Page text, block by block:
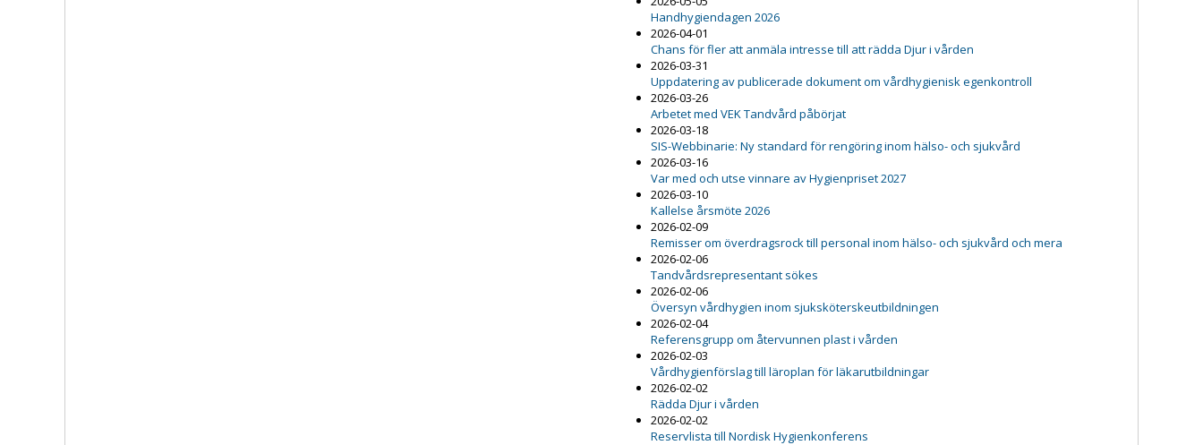
Handhygiendagen 2026
2026-04-01
Chans för fler att anmäla intresse till att rädda Djur i vården
2026-03-31
Uppdatering av publicerade dokument om vårdhygienisk egenkontroll
2026-03-26
Arbetet med VEK Tandvård påbörjat
2026-03-18
SIS-Webbinarie: Ny standard för rengöring inom hälso- och sjukvård
2026-03-16
Var med och utse vinnare av Hygienpriset 2027
2026-03-10
Kallelse årsmöte 2026
2026-02-09
Remisser om överdragsrock till personal inom hälso- och sjukvård och mera
2026-02-06
Tandvårdsrepresentant sökes
2026-02-06
Översyn vårdhygien inom sjuksköterskeutbildningen
2026-02-04
Referensgrupp om återvunnen plast i vården
2026-02-03
Vårdhygienförslag till läroplan för läkarutbildningar
2026-02-02
Rädda Djur i vården
2026-02-02
Reservlista till Nordisk Hygienkonferens